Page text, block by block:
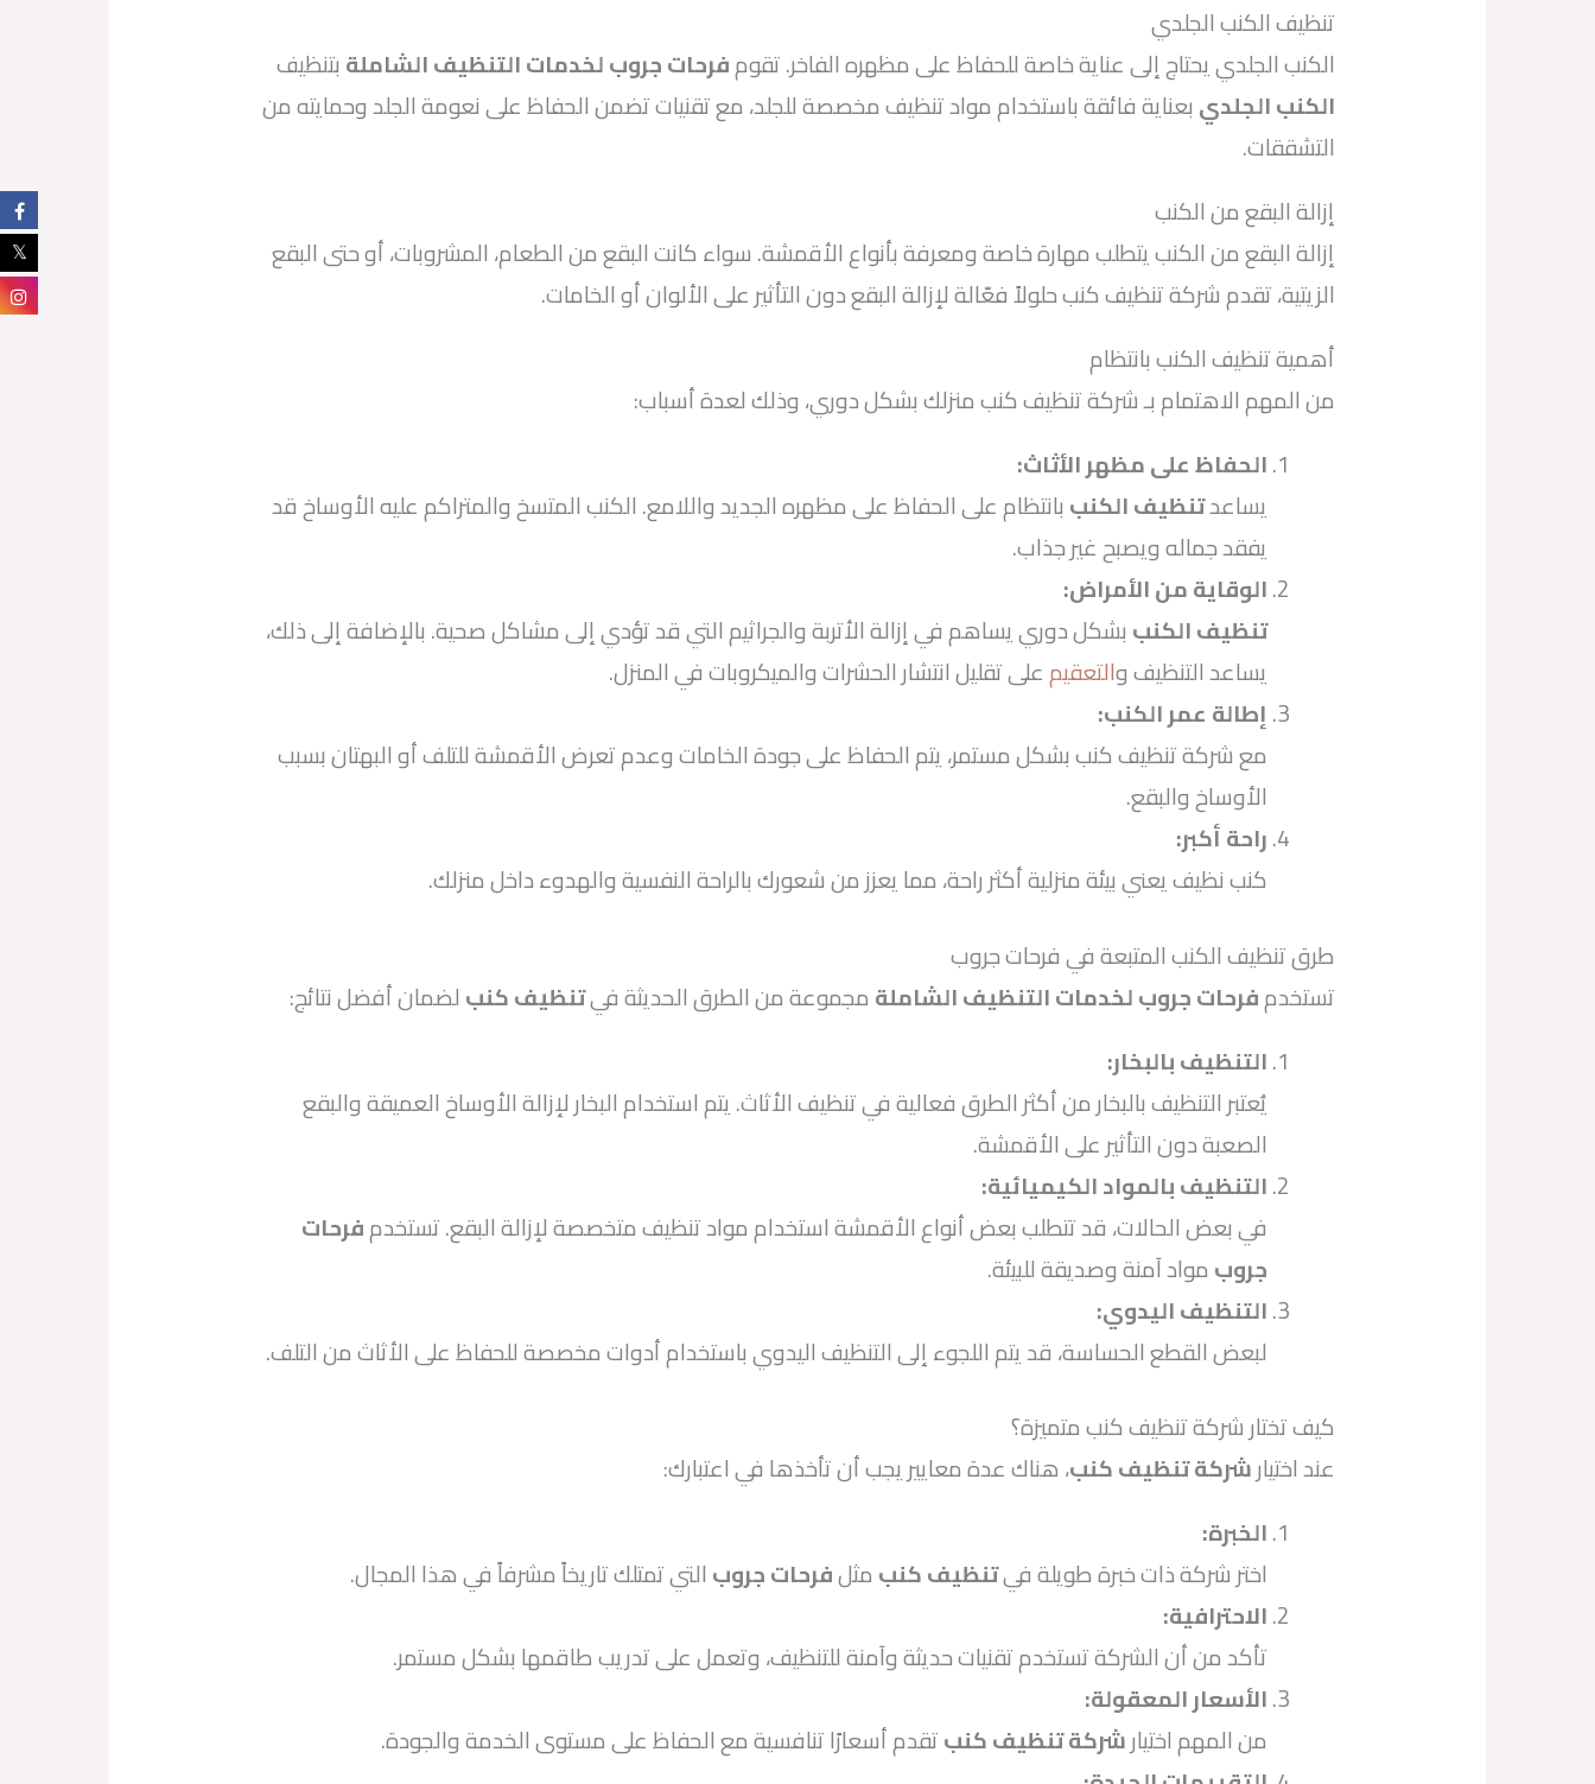
تنظيف الكنب الجلدي
الكنب الجلدي يحتاج إلى عناية خاصة للحفاظ على مظهره الفاخر. تقومفرحات جروب لخدمات التنظيف الشاملةبتنظيف
الكنب الجلديبعناية فائقة باستخدام مواد تنظيف مخصصة للجلد، مع تقنيات تضمن الحفاظ على نعومة الجلد وحمايته من
التشققات.
إزالة البقع من الكنب
إزالة البقع من الكنب يتطلب مهارة خاصة ومعرفة بأنواع الأقمشة. سواء كانت البقع من الطعام، المشروبات، أو حتى البقع
الزيتية، تقدم شركة تنظيف كنب حلولاً فعّالة لإزالة البقع دون التأثير على الألوان أو الخامات.
أهمية تنظيف الكنب بانتظام
من المهم الاهتمام بـ شركة تنظيف كنب منزلك بشكل دوري، وذلك لعدة أسباب:
الحفاظ على مظهر الأثاث:
يساعدتنظيف الكنببانتظام على الحفاظ على مظهره الجديد واللامع. الكنب المتسخ والمتراكم عليه الأوساخ قد
يفقد جماله ويصبح غير جذاب.
الوقاية من الأمراض:
تنظيف الكنببشكل دوري يساهم في إزالة الأتربة والجراثيم التي قد تؤدي إلى مشاكل صحية. بالإضافة إلى ذلك،
يساعد التنظيف والتعقيمعلى تقليل انتشار الحشرات والميكروبات في المنزل.
إطالة عمر الكنب:
مع شركة تنظيف كنب بشكل مستمر، يتم الحفاظ على جودة الخامات وعدم تعرض الأقمشة للتلف أو البهتان بسبب
الأوساخ والبقع.
راحة أكبر:
كنب نظيف يعني بيئة منزلية أكثر راحة، مما يعزز من شعورك بالراحة النفسية والهدوء داخل منزلك.
طرق تنظيف الكنب المتبعة في فرحات جروب
تستخدمفرحات جروب لخدمات التنظيف الشاملةمجموعة من الطرق الحديثة فيتنظيف كنبلضمان أفضل نتائج:
التنظيف بالبخار:
يُعتبر التنظيف بالبخار من أكثر الطرق فعالية في تنظيف الأثاث. يتم استخدام البخار لإزالة الأوساخ العميقة والبقع
الصعبة دون التأثير على الأقمشة.
التنظيف بالمواد الكيميائية:
في بعض الحالات، قد تتطلب بعض أنواع الأقمشة استخدام مواد تنظيف متخصصة لإزالة البقع. تستخدمفرحات
جروبمواد آمنة وصديقة للبيئة.
التنظيف اليدوي:
لبعض القطع الحساسة، قد يتم اللجوء إلى التنظيف اليدوي باستخدام أدوات مخصصة للحفاظ على الأثاث من التلف.
كيف تختار شركة تنظيف كنب متميزة؟
عند اختيارشركة تنظيف كنب، هناك عدة معايير يجب أن تأخذها في اعتبارك:
الخبرة:
اختر شركة ذات خبرة طويلة فيتنظيف كنبمثلفرحات جروبالتي تمتلك تاريخاً مشرفاً في هذا المجال.
الاحترافية:
تأكد من أن الشركة تستخدم تقنيات حديثة وآمنة للتنظيف، وتعمل على تدريب طاقمها بشكل مستمر.
الأسعار المعقولة:
من المهم اختيارشركة تنظيف كنبتقدم أسعارًا تنافسية مع الحفاظ على مستوى الخدمة والجودة.